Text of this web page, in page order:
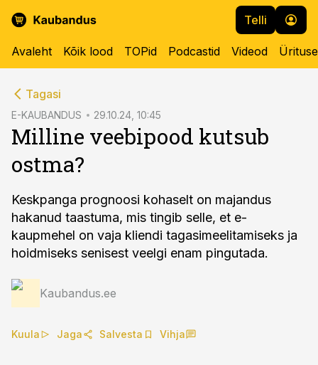
Telli
Avaleht Kõik lood TOPid Podcastid Videod
Tagasi
E-KAUBANDUS 29.10.24, 10:45
Milline veebipood kutsub
ostma?
Keskpanga prognoosi kohaselt on majandus
hakanud taastuma, mis tingib selle, et e-
kaupmehel on vaja kliendi tagasimeelitamiseks ja
hoidmiseks senisest veelgi enam pingutada.
Kaubandus.ee
Kuula Jaga Salvesta Vihja